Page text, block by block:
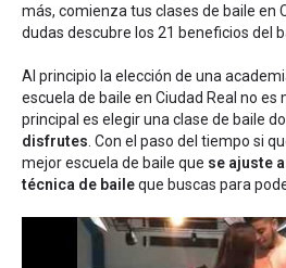
más, comienza tus clases de baile en
dudas descubre los 21 beneficios del
Al principio la elección de una
escuela de baile en Ciudad Real no
principal es elegir una clase de baile
disfrutes. Con el paso del tiempo si
mejor escuela de baile que se ajuste
técnica de baileque buscas para